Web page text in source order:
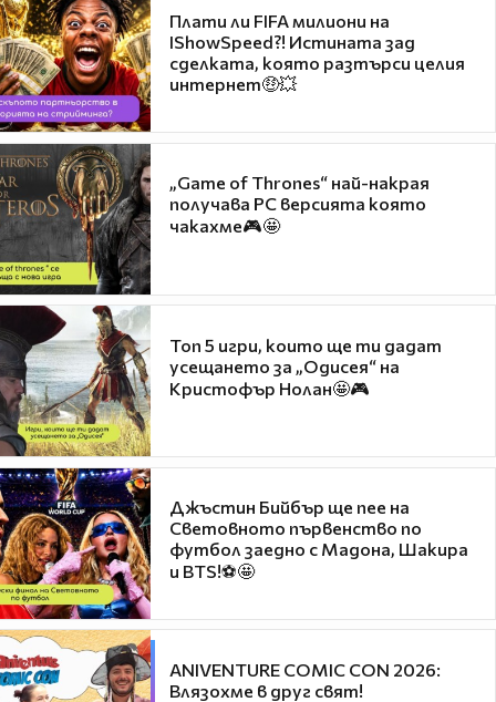
Плати ли FIFA милиони на
IShowSpeed?! Истината зад
сделката, която разтърси целия
интернет🤑💥
„Game of Thrones“ най-накрая
получава PC версията която
чакахме🎮🤩
Топ 5 игри, които ще ти дадат
усещането за „Одисея“ на
Кристофър Нолан🤩🎮
Джъстин Бийбър ще пее на
Световното първенство по
футбол заедно с Мадона, Шакира
и BTS!⚽🤩
ANIVENTURE COMIC CON 2026:
Влязохме в друг свят!